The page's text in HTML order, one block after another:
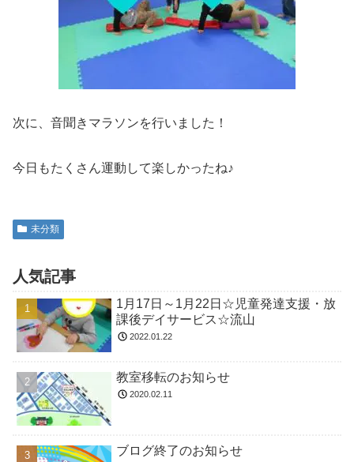
次に、音聞きマラソンを行いました！
今日もたくさん運動して楽しかったね♪
未分類
人気記事
1月17日～1月22日☆児童発達支援・放
課後デイサービス☆流山
2022.01.22
教室移転のお知らせ
2020.02.11
ブログ終了のお知らせ